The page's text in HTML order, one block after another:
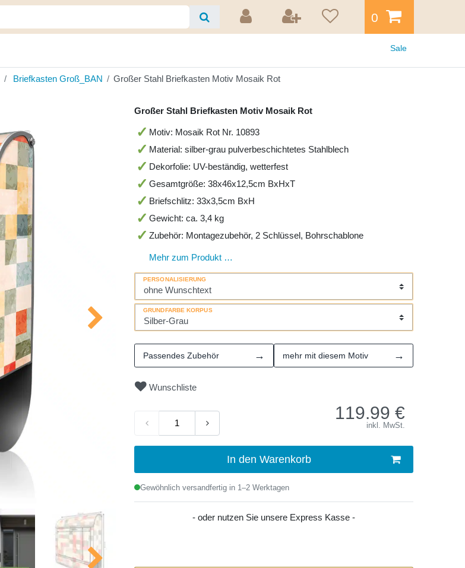
0
Sale
Briefkasten Groß_BAN Großer Stahl Briefkasten Motiv Mosaik Rot
Großer Stahl Briefkasten Motiv Mosaik Rot
Motiv: Mosaik Rot Nr. 10893
Material: silber-grau pulverbeschichtetes Stahlblech
Dekorfolie: UV-beständig, wetterfest
Gesamtgröße: 38x46x12,5cm BxHxT
Briefschlitz: 33x3,5cm BxH
Gewicht: ca. 3,4 kg
Zubehör: Montagezubehör, 2 Schlüssel, Bohrschablone
Mehr zum Produkt …
PERSONALISIERUNG
GRUNDFARBE KORPUS
Passendes Zubehör → mehr mit diesem Motiv →
Wunschliste
119.99 €
inkl. MwSt.
In den Warenkorb
Gewöhnlich versandfertig in 1–2 Werktagen
- oder nutzen Sie unsere Express Kasse -